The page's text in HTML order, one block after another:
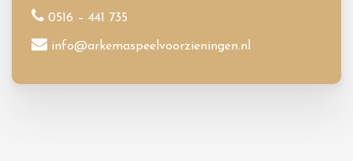
0516 – 441 735
info@arkemaspeelvoorzieningen.nl